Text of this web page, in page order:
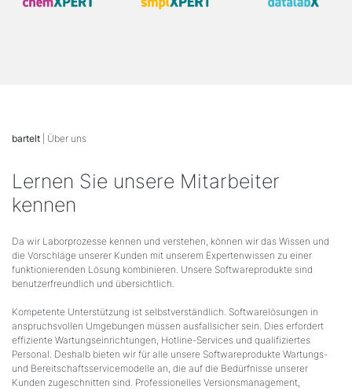
bartelt | Über uns
Lernen Sie unsere Mitarbeiter
kennen
Da wir Laborprozesse kennen und verstehen, können wir das Wissen und
die Vorschläge unserer Kunden mit unserem Expertenwissen zu einer
funktionierenden Lösung kombinieren. Unsere Softwareprodukte sind
benutzerfreundlich und übersichtlich.
Kompetente Unterstützung ist selbstverständlich. Softwarelösungen in
anspruchsvollen Umgebungen müssen ausfallsicher sein. Dies erfordert
effiziente Wartungseinrichtungen, Hotline-Services und qualifiziertes
Personal. Deshalb bieten wir für alle unsere Softwareprodukte Wartungs-
und Bereitschaftsservicemodelle an, die auf die Bedürfnisse unserer
Kunden zugeschnitten sind. Professionelles Versionsmanagement,